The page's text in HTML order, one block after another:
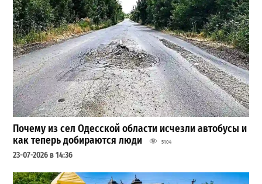
Почему из сел Одесской области исчезли автобусы и
как теперь добираются люди
5104
23-07-2026 в 14:36